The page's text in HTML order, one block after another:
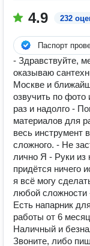
4.9 232
Паспорт
- Здравствуйте,
оказываю
Москве и
озвучить по
раз и надолго -
материалов для
весь инструмент
сложного. - Не
лично Я - Руки из
придётся ничего
я всё могу
любой сложности
Есть напарник
работы от 6
Наличный и
Звоните, либо